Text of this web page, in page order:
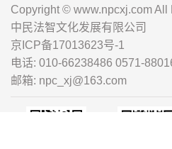
Copyright © www.npcxj.com All
中民法智文化发展有限公司
京ICP备17013623号-1
电话: 010-66238486 0571-
邮箱: npc_xj@163.com